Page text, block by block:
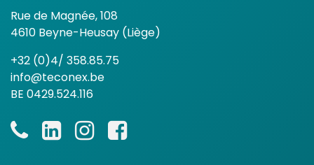
Rue de Magnée, 108
4610 Beyne-Heusay (Liège)
+32 (0)4/ 358.85.75
info@teconex.be
BE 0429.524.116